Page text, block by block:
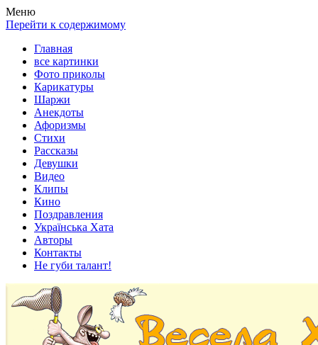
Весела хата — прикольные картинки, смешные истории,
клипы!
Покажем всем ваши фото приколы, карикатуры, шаржи, стихи,
рассказы, видео и песни!
Меню
Перейти к содержимому
Главная
все картинки
Фото приколы
Карикатуры
Шаржи
Анекдоты
Афоризмы
Стихи
Рассказы
Девушки
Видео
Клипы
Кино
Поздравления
Українська Хата
Авторы
Контакты
Не губи талант!